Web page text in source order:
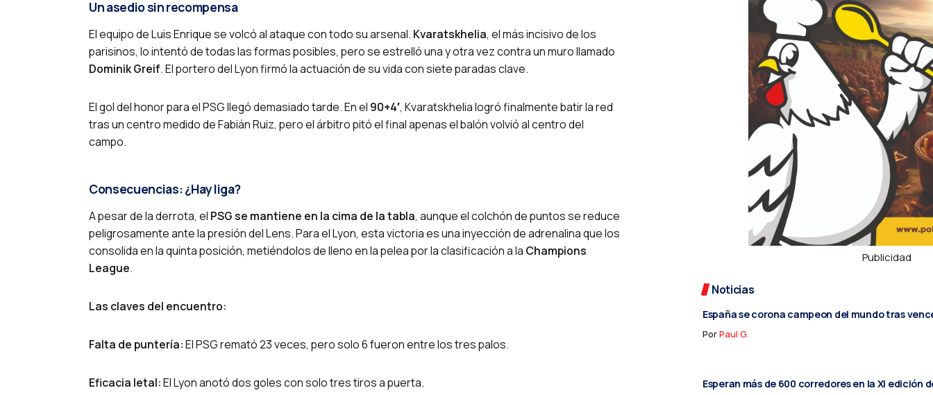
Un asedio sin recompensa
El equipo de Luis Enrique se volcó al ataque con todo su arsenal. Kvaratskhelia, el más incisivo de los
parisinos, lo intentó de todas las formas posibles, pero se estrelló una y otra vez contra un muro llamado
Dominik Greif. El portero del Lyon firmó la actuación de su vida con siete paradas clave.
El gol del honor para el PSG llegó demasiado tarde. En el 90+4′, Kvaratskhelia logró finalmente batir la red
tras un centro medido de Fabián Ruiz, pero el árbitro pitó el final apenas el balón volvió al centro del
campo.
Consecuencias: ¿Hay liga?
A pesar de la derrota, el PSG se mantiene en la cima de la tabla, aunque el colchón de puntos se reduce
peligrosamente ante la presión del Lens. Para el Lyon, esta victoria es una inyección de adrenalina que los
consolida en la quinta posición, metiéndolos de lleno en la pelea por la clasificación a la Champions
League.
Las claves del encuentro:
Falta de puntería:El PSG remató 23 veces, pero solo 6 fueron entre los tres palos.
Eficacia letal:El Lyon anotó dos goles con solo tres tiros a puerta.
Publicidad
Noticias
España se corona campeon del mundo tras
PorPaul G.
Esperan más de 600 corredores en la XI edición